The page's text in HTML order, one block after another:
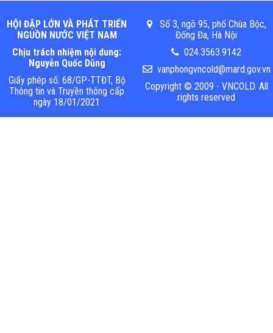
HỘI ĐẬP LỚN VÀ PHÁT TRIỂN
NGUỒN NƯỚC VIỆT NAM
Chịu trách nhiệm nội dung:
Nguyễn Quốc Dũng
Giấy phép số: 68/GP-TTĐT, Bộ
Thông tin và Truyền thông cấp
ngày 18/01/2021
Số 3, ngõ 95, phố Chùa Bộc,
Đống Đa, Hà Nội
024.3563.9142
vanphongvncold@mard.gov.vn
Copyright © 2009 - VNCOLD. All
rights reserved